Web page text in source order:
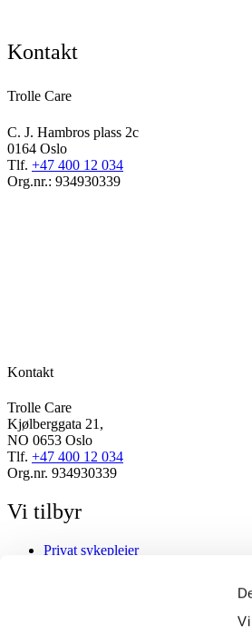
Kontakt
Trolle Care
C. J. Hambros plass 2c
0164 Oslo
Tlf. +47 400 12 034
Org.nr.: 934930339
Kontakt
Trolle Care
Kjølberggata 21,
NO 0653 Oslo
Tlf. +47 400 12 034
Org.nr. 934930339
Vi tilbyr
Privat sykepleier